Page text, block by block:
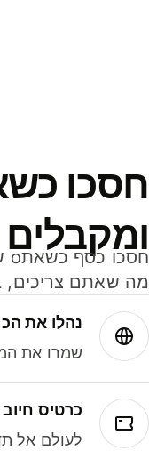
חסכו
מה שאתם צריכים,
נהלו את
שמרו את
כרטיס חיוב
לעולם אל